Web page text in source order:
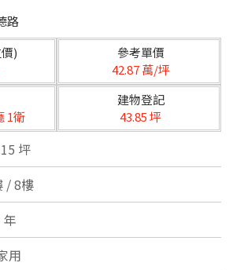
公寓 電梯大樓 套房
天厝 樓中樓 華廈
路
)
參考單價
42.87 萬/坪
1衛
建物登記
43.85 坪
坪
/ 8樓
年
用